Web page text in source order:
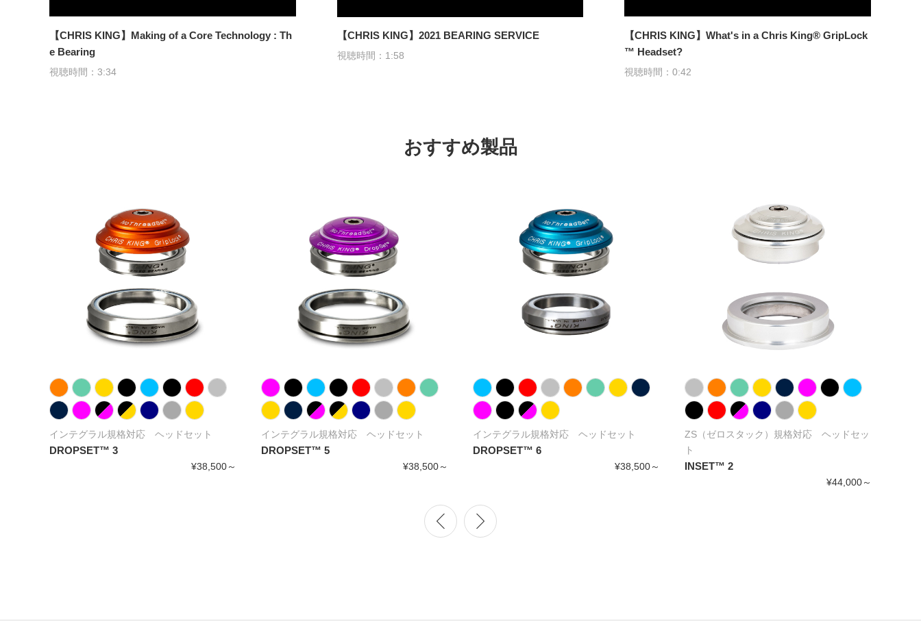
【CHRIS KING】Making of a Core Technology : Th
e Bearing
視聴時間：3:34
【CHRIS KING】2021 BEARING SERVICE
視聴時間：1:58
【CHRIS KING】What's in a Chris King® GripLock
™ Headset?
視聴時間：0:42
おすすめ製品
インテグラル規格対応 ヘッドセット
DROPSET™ 3
¥38,500～
インテグラル規格対応 ヘッドセット
DROPSET™ 5
¥38,500～
インテグラル規格対応 ヘッドセット
DROPSET™ 6
¥38,500～
ZS（ゼロスタック）規格対応 ヘッドセッ
ト
INSET™ 2
¥44,000～